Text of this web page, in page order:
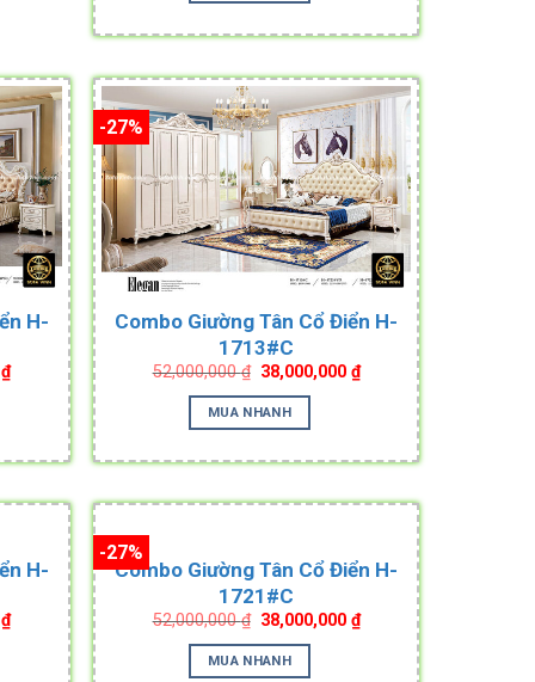
H-
₫Current
price
38,000,000 ₫.
-27%
Combo Giường Tân Cổ Điển H-
1713#C
52,000,000₫ Original
price
was:
52,000,000 ₫.
38,000,000 ₫Current
price
38,000,000 ₫.
MUA NHANH
H-
₫Current
price
38,000,000 ₫.
-27%
Combo Giường Tân Cổ Điển H-
1721#C
52,000,000₫ Original
price
was:
52,000,000 ₫.
38,000,000 ₫Current
price
38,000,000 ₫.
MUA NHANH